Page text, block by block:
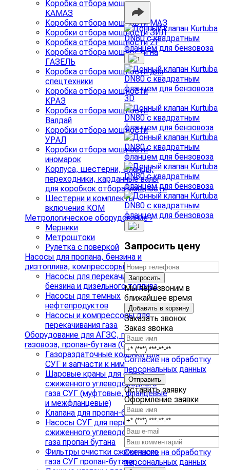
Коробка отбора мощности
КАМАЗ
Коробка отбора мощности МАЗ
Коробки отбора мощности ЗИЛ
Коробка отбора мощности ZF
Коробка отбора мощности на
ГАЗЕЛЬ
Коробка отбора мощности для
спецтехники
Коробка отбора мощности
КРАЗ
Коробка отбора мощности
Валдай
Коробки отбора мощности
УРАЛ
Коробки отбора мощности
иномарок
Корпуса, шестерни, фланцы,
переходники, карданные валы
для коробкок отбора мощности
Шестерни и комплекты
включения КОМ
Метрологическое оборудование›
Мерники
Метроштоки
Рулетка с поверкой
Насосы для пропана, бензина и
дизтоплива, компрессоры для СУГ›
Насосы для перекачивания
бензина и дизельного топлива
Насосы для темных
нефтепродуктов
Насосы и компрессоры для
перекачивания газа
Оборудование для АГЗС, газгольдера,
газовоза, пропан-бутана (СУГ)›
Газораздаточные колонки для
СУГ и запчасти к ним
Шаровые краны для слива
сжиженного углеводородного
газа СУГ (муфтовые, фланцевые
и межфланцевые)
Клапана для пропан-бутана
Насосы СУГ для перекачки
сжиженного углеводородного
газа пропан бутана
Фильтры очистки сжиженного
газа СУГ пропан-бутана
3D
Запросить цену
Запросить
Мы перезвоним в
ближайшее время
Добавить в корзину
Заказать звонок
Заказ звонка
Согласие на обработку
персональных данных
Оставить заявку
Оформление заявки
Согласие на обработку
персональных данных